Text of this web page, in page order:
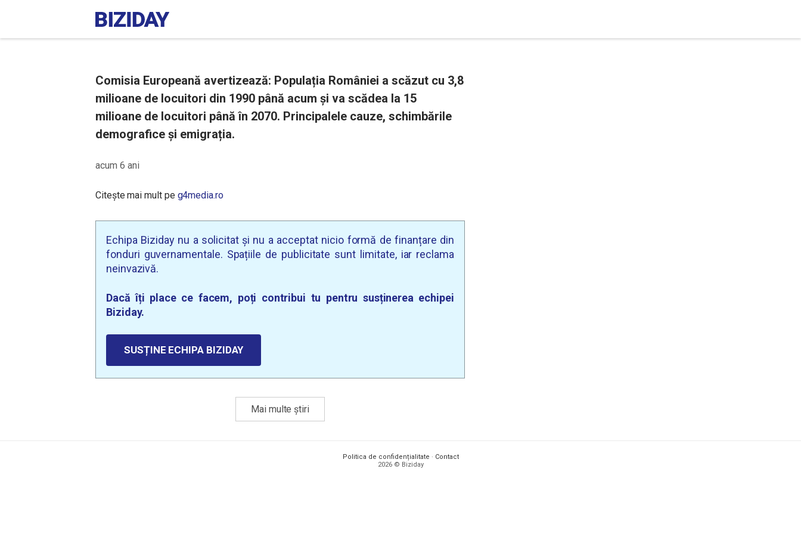
Comisia Europeană avertizează: Populația României a scăzut cu 3,8
milioane de locuitori din 1990 până acum și va scădea la 15
milioane de locuitori până în 2070. Principalele cauze, schimbările
demografice și emigrația.
acum 6 ani
Citește mai mult pe g4media.ro
Echipa Biziday nu a solicitat și nu a acceptat nicio formă de finanțare din
fonduri guvernamentale. Spațiile de publicitate sunt limitate, iar reclama
neinvazivă.
Dacă îți place ce facem, poți contribui tu pentru susținerea echipei
Biziday.
SUSȚINE ECHIPA BIZIDAY
Mai multe știri
Politica de confidențialitate · Contact
2026 © Biziday